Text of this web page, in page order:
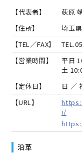
【代表者】 荻原
【住所】
埼玉
【TEL／FAX】
TEL.
【営業時間】
平日
土
【定休日】
日 ／
【URL】
i/
沿革